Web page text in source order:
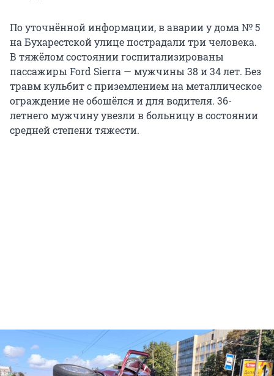
По уточнённой информации, в аварии у дома № 5
на Бухарестской улице пострадали три человека.
В тяжёлом состоянии госпитализированы
пассажиры Ford Sierra — мужчины 38 и 34 лет. Без
травм кульбит с приземлением на металлическое
ограждение не обошёлся и для водителя. 36-
летнего мужчину увезли в больницу в состоянии
средней степени тяжести.